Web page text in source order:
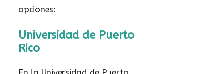
opciones:
Universidad de Puerto
Rico
En la Universidad de Puerto